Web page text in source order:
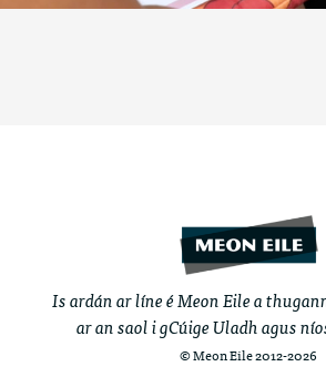
Is ardán ar líne é Meon Eile a
ar an saol i gCúige Uladh agus
© Meon Eile 2012-2026